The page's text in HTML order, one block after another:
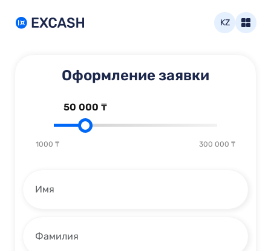
KZ
Оформление заявки
50 000 ₸
1000 ₸ 300 000 ₸